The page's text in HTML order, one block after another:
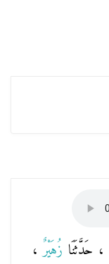
، حَدَّثَنَا زُهَيْرٌ ،